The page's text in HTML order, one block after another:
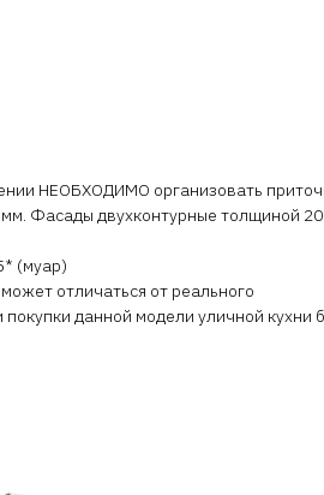
НЕОБХОДИМО организовать
Фасады двухконтурные толщиной
(муар)
отличаться от реального
данной модели уличной